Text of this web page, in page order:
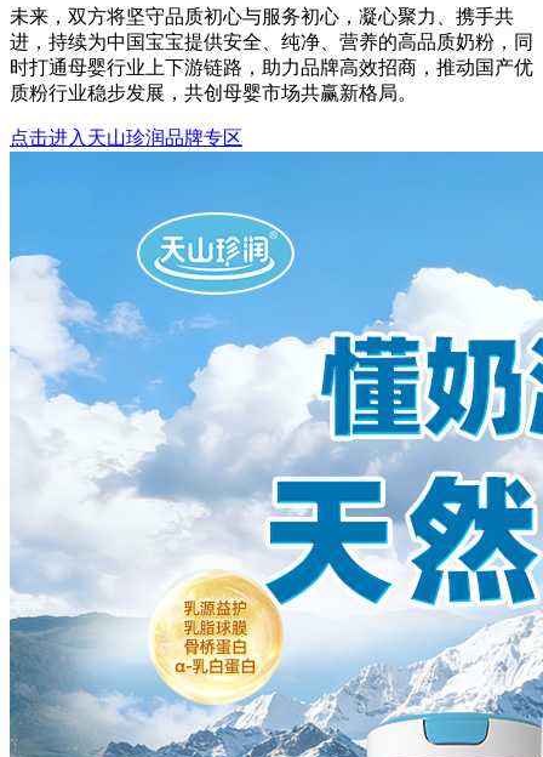
未来，双方将坚守品质初心与服务初心，凝心聚力、携手共
进，持续为中国宝宝提供安全、纯净、营养的高品质奶粉，同
时打通母婴行业上下游链路，助力品牌高效招商，推动国产优
质粉行业稳步发展，共创母婴市场共赢新格局。
点击进入天山珍润品牌专区